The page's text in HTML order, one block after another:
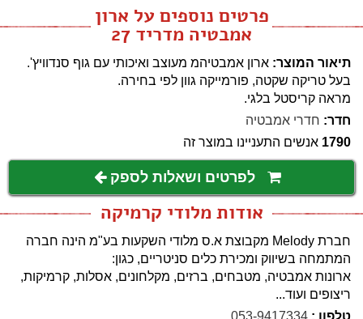
פרטים נוספים על ארון
אמבטיה מדריד 27
תיאור המוצר: ארון אמבטיהמ מעוצב ואיכותי עם גוף סנדוויץ'.
בעל טריקה שקטה, פורמייקה גוון לפי בחירה.
מראה קריסטל בלגי.
חדר: חדרי אמבטיה
1790 אנשים התעניינו במוצר זה
לפרטים ושאלות לספק
אודות מלודי קרמיקה
חברת Melody מקבוצת א.ס מלודי השקעות בע"מ הינה חברה
המתמחה בשיווק ומכירת כלים סניטריים, כגון:
ארונות אמבטיה, מטבחים, ברזים, מקלחונים, אסלות, קרמיקות,
ריצופים ועוד...